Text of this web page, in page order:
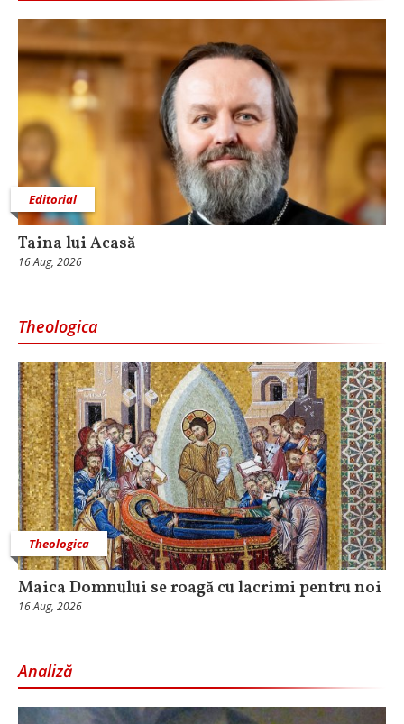
Editorial
Taina lui Acasă
16 Aug, 2026
Theologica
Theologica
Maica Domnului se roagă cu lacrimi pentru noi
16 Aug, 2026
Analiză